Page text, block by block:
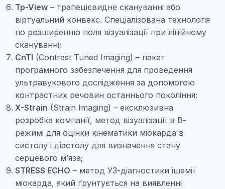
Tp-View – трапецієвидне скануванні або
віртуальний конвекс. Спеціалізована технологія
по розширенню поля візуалізації при лінійному
скануванні;
CnTI (Contrast Tuned Imaging) – пакет
програмного забезпечення для проведення
ультравукового дослідження за допомогою
контрастних речовин останнього покоління;
X-Strain (Strain Imaging) – ексклюзивна
розробка компанії, метод візуалізації в В-
режимі для оцінки кінематики міокарда в
систолу і діастолу для визначення стану
серцевого м’яза;
STRESS ECHO – метод УЗ-діагностики ішемії
міокарда, який ґрунтується на виявленні